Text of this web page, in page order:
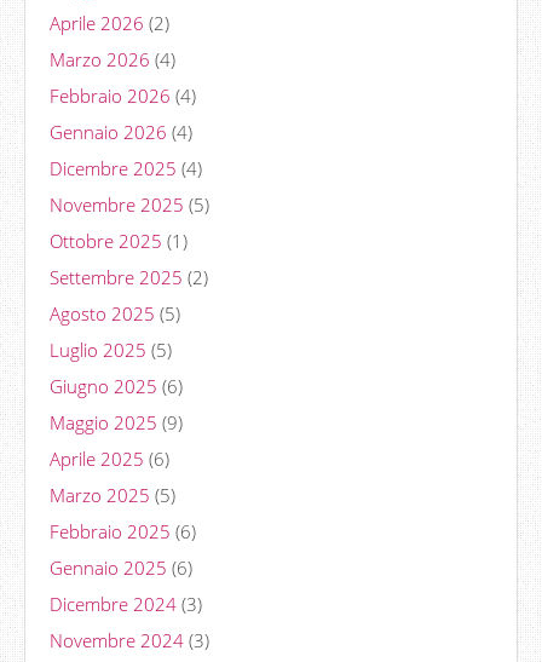
Aprile 2026 (2)
Marzo 2026 (4)
Febbraio 2026 (4)
Gennaio 2026 (4)
Dicembre 2025 (4)
Novembre 2025 (5)
Ottobre 2025 (1)
Settembre 2025 (2)
Agosto 2025 (5)
Luglio 2025 (5)
Giugno 2025 (6)
Maggio 2025 (9)
Aprile 2025 (6)
Marzo 2025 (5)
Febbraio 2025 (6)
Gennaio 2025 (6)
Dicembre 2024 (3)
Novembre 2024 (3)